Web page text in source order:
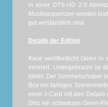
in einer DTS-HD 2.0
Musiksequenzen werden
gut verständlich sind.
Details der Edition
Kazé veröffentlicht Given in
erinnert. Untergebracht ist
bietet. Der Sammelschuber
Box ein farbiges
einer J-Card mit den Details
Disc ein schwarzes Given-